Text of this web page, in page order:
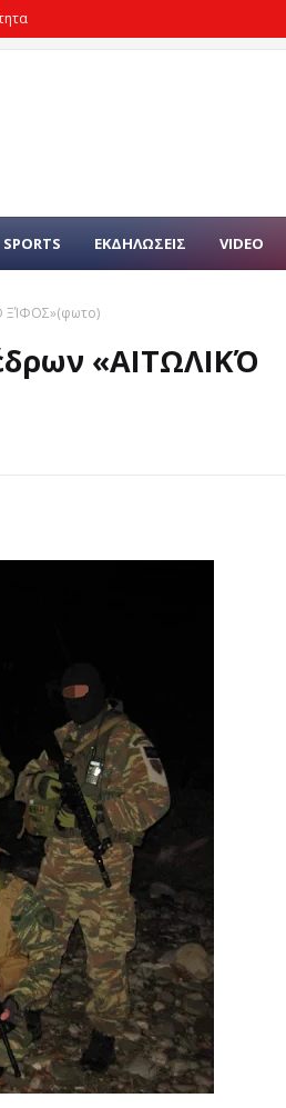
SPORTS ΕΚΔΗΛΩΣΕΙΣ VIDEO
ΞΊΦΟΣ»(φωτο)
«ΑΙΤΩΛΙΚΌ